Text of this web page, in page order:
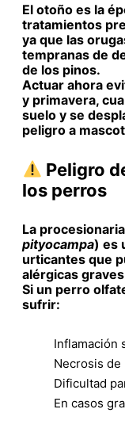
El otoño es la
tratamientos
ya que las
tempranas de
de los pinos.
Actuar ahora
y primavera,
suelo y se
peligro a
Peligro
los perros
La
pityocampa) es
urticantes que
alérgicas
Si un perro
sufrir:
Inflamación
Necrosis
Dificultad
En casos